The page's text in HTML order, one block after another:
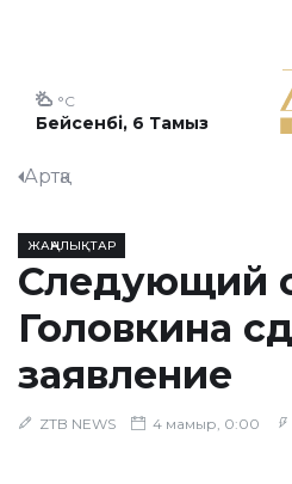
Бейсенбі, 6 Тамыз
°C
Артқа
ЖАҢАЛЫҚТАР
Следующий
Головкина
заявление
ZTB NEWS 4 мамыр, 0:00